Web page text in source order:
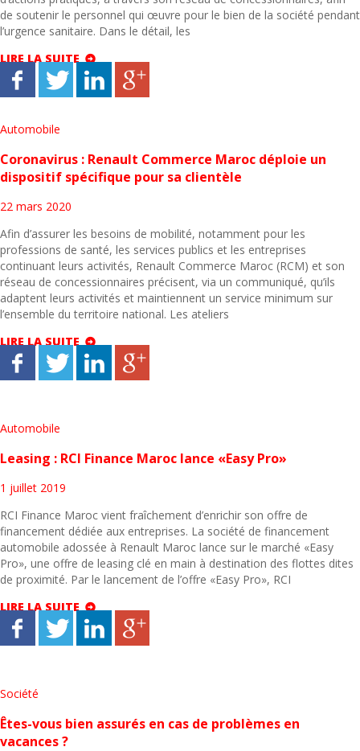
de soutenir le personnel qui œuvre pour le bien de la société pendant
l’urgence sanitaire. Dans le détail, les
LIRE LA SUITE
Automobile
Coronavirus : Renault Commerce Maroc déploie un
dispositif spécifique pour sa clientèle
22 mars 2020
Afin d’assurer les besoins de mobilité, notamment pour les
professions de santé, les services publics et les entreprises
continuant leurs activités, Renault Commerce Maroc (RCM) et son
réseau de concessionnaires précisent, via un communiqué, qu’ils
adaptent leurs activités et maintiennent un service minimum sur
l’ensemble du territoire national. Les ateliers
LIRE LA SUITE
Automobile
Leasing : RCI Finance Maroc lance «Easy Pro»
1 juillet 2019
RCI Finance Maroc vient fraîchement d’enrichir son offre de
financement dédiée aux entreprises. La société de financement
automobile adossée à Renault Maroc lance sur le marché «Easy
Pro», une offre de leasing clé en main à destination des flottes dites
de proximité. Par le lancement de l’offre «Easy Pro», RCI
LIRE LA SUITE
Société
Êtes-vous bien assurés en cas de problèmes en
vacances ?